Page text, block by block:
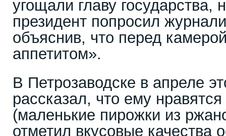
угощали главу государства,
президент попросил
объяснив, что перед
аппетитом».
В Петрозаводске в апреле
рассказал, что ему
(маленькие пирожки из
отметил вкусовые качества